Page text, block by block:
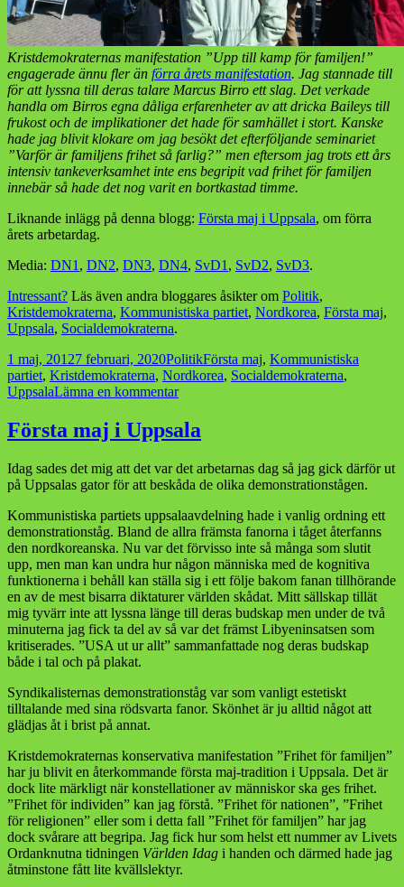
Kristdemokraternas manifestation ”Upp till kamp för familjen!”
engagerade ännu fler än förra årets manifestation. Jag stannade till
för att lyssna till deras talare Marcus Birro ett slag. Det verkade
handla om Birros egna dåliga erfarenheter av att dricka Baileys till
frukost och de implikationer det hade för samhället i stort. Kanske
hade jag blivit klokare om jag besökt det efterföljande seminariet
”Varför är familjens frihet så farlig?” men eftersom jag trots ett års
intensiv tankeverksamhet inte ens begripit vad frihet för familjen
innebär så hade det nog varit en bortkastad timme.
Liknande inlägg på denna blogg: Första maj i Uppsala, om förra
årets arbetardag.
Media: DN1, DN2, DN3, DN4, SvD1, SvD2, SvD3.
Intressant? Läs även andra bloggares åsikter om Politik,
Kristdemokraterna, Kommunistiska partiet, Nordkorea, Första maj,
Uppsala, Socialdemokraterna.
Postat
1 maj, 20127 februari, 2020Kategorier
PolitikTaggar
Första maj, Kommunistiska
partiet, Kristdemokraterna, Nordkorea, Socialdemokraterna,
UppsalaLämna en kommentartill
maj
i
igen
Första maj i Uppsala
Idag sades det mig att det var det arbetarnas dag så jag gick därför ut
på Uppsalas gator för att beskåda de olika demonstrationstågen.
Kommunistiska partiets uppsalaavdelning hade i vanlig ordning ett
demonstrationståg. Bland de allra främsta fanorna i tåget återfanns
den nordkoreanska. Nu var det förvisso inte så många som slutit
upp, men man kan undra hur någon människa med de kognitiva
funktionerna i behåll kan ställa sig i ett följe bakom fanan tillhörande
en av de mest bisarra diktaturer världen skådat. Mitt sällskap tillät
mig tyvärr inte att lyssna länge till deras budskap men under de två
minuterna jag fick ta del av så var det främst Libyeninsatsen som
kritiserades. ”USA ut ur allt” sammanfattade nog deras budskap
både i tal och på plakat.
Syndikalisternas demonstrationståg var som vanligt estetiskt
tilltalande med sina rödsvarta fanor. Skönhet är ju alltid något att
glädjas åt i brist på annat.
Kristdemokraternas konservativa manifestation ”Frihet för familjen”
har ju blivit en återkommande första maj-tradition i Uppsala. Det är
dock lite märkligt när konstellationer av människor ska ges frihet.
”Frihet för individen” kan jag förstå. ”Frihet för nationen”, ”Frihet
för religionen” eller som i detta fall ”Frihet för familjen” har jag
dock svårare att begripa. Jag fick hur som helst ett nummer av Livets
Ordanknutna tidningen Världen Idag i handen och därmed hade jag
åtminstone fått lite kvällslektyr.